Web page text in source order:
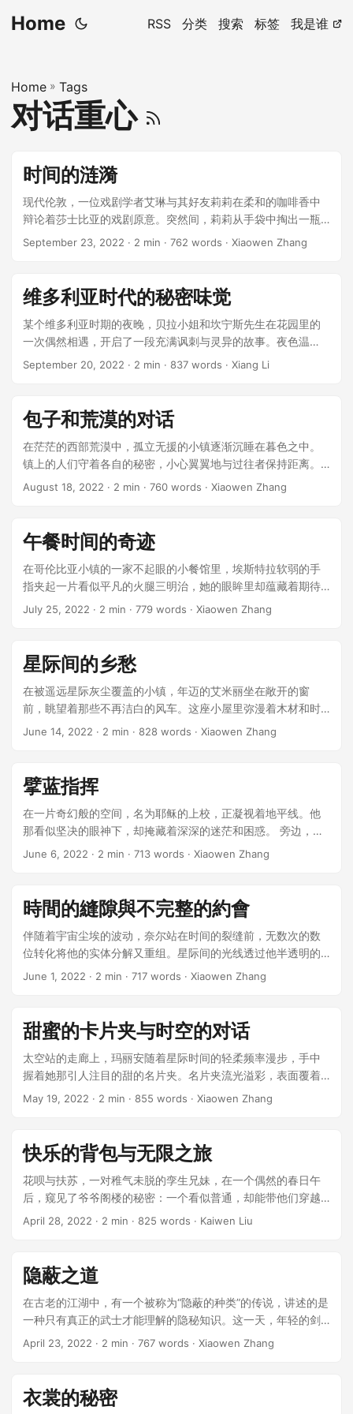
Home RSS 分类 搜索 标签 我是谁
Home » Tags
对话重心
时间的涟漪
现代伦敦，一位戏剧学者艾琳与其好友莉莉在柔和的咖啡香中
辩论着莎士比亚的戏剧原意。突然间，莉莉从手袋中掏出一瓶
古怪的护发素：“看看这个，我从一个古董店淘的，店主说它
September 23, 2022 · 2 min · 762 words · Xiaowen Zhang
维多利亚时代的秘密味觉
某个维多利亚时期的夜晚，贝拉小姐和坎宁斯先生在花园里的
一次偶然相遇，开启了一段充满讽刺与灵异的故事。夜色温
柔，星光下，两人围绕着当时社会上的种种浅尝辄止的言论展
September 20, 2022 · 2 min · 837 words · Xiang Li
包子和荒漠的对话
在茫茫的西部荒漠中，孤立无援的小镇逐渐沉睡在暮色之中。
镇上的人们守着各自的秘密，小心翼翼地与过往者保持距离。
然而，这天，从东方来的一个陌生人，打破了这份平静。 ...
August 18, 2022 · 2 min · 760 words · Xiaowen Zhang
午餐时间的奇迹
在哥伦比亚小镇的一家不起眼的小餐馆里，埃斯特拉软弱的手
指夹起一片看似平凡的火腿三明治，她的眼眸里却蕴藏着期待
的光芒。老板娘卡门，一个严厉却有着金心的女人，她的厨艺
July 25, 2022 · 2 min · 779 words · Xiaowen Zhang
星际间的乡愁
在被遥远星际灰尘覆盖的小镇，年迈的艾米丽坐在敞开的窗
前，眺望着那些不再洁白的风车。这座小屋里弥漫着木材和时
光混合的旧日气息，这是她家族几代人的居所，实际上，现在
June 14, 2022 · 2 min · 828 words · Xiaowen Zhang
擘蓝指挥
在一片奇幻般的空间，名为耶稣的上校，正凝视着地平线。他
那看似坚决的眼神下，却掩藏着深深的迷茫和困惑。 旁边，贝
特朗上尉轻声地问：“今天我们又要去哪儿，上校？” ...
June 6, 2022 · 2 min · 713 words · Xiaowen Zhang
時間的縫隙與不完整的約會
伴随着宇宙尘埃的波动，奈尔站在时间的裂缝前，无数次的数
位转化将他的实体分解又重组。星际间的光线透过他半透明的
眼睛，映照出这个科幻世界的幽深。 “你迟到了。”蔼尔莎的声
June 1, 2022 · 2 min · 717 words · Xiaowen Zhang
甜蜜的卡片夹与时空的对话
太空站的走廊上，玛丽安随着星际时间的轻柔频率漫步，手中
握着她那引人注目的甜的名片夹。名片夹流光溢彩，表面覆着
丝质般温柔的光泽，似乎是某种先进材料制成，且散发出淡淡
May 19, 2022 · 2 min · 855 words · Xiaowen Zhang
快乐的背包与无限之旅
花呗与扶苏，一对稚气未脱的孪生兄妹，在一个偶然的春日午
后，窥见了爷爷阁楼的秘密：一个看似普通，却能带他们穿越
奇幻世界的背包。背包布满了彩绘，拥抱的太阳和月亮，星辰
过去的热浪与冷风。 ...
April 28, 2022 · 2 min · 825 words · Kaiwen Liu
隐蔽之道
在古老的江湖中，有一个被称为“隐蔽的种类”的传说，讲述的是
一种只有真正的武士才能理解的隐秘知识。这一天，年轻的剑
侠李青云为寻找这种知识，前往了隐蔽山谷，希望邂逅神秘的
April 23, 2022 · 2 min · 767 words · Xiaowen Zhang
衣裳的秘密